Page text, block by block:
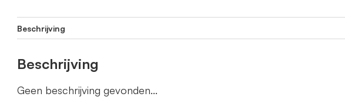
Beschrijving
Beschrijving
Geen beschrijving gevonden...